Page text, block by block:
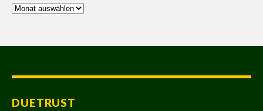
Archiv
DUETRUST